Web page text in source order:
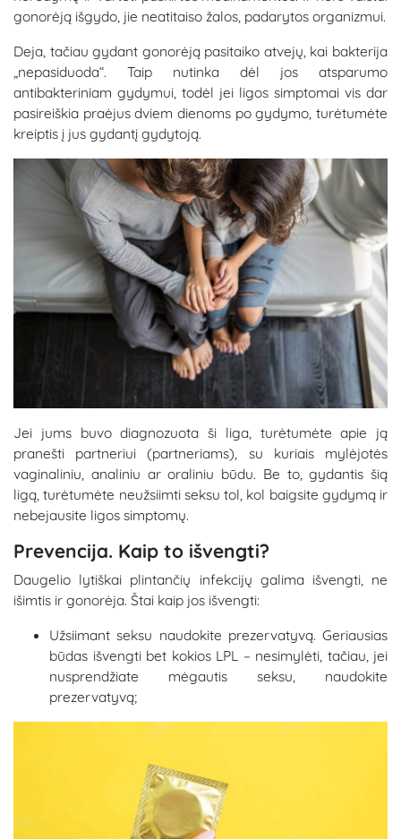
gonorėją išgydo, jie neatitaiso žalos, padarytos organizmui.
Deja, tačiau gydant gonorėją pasitaiko atvejų, kai bakterija
„nepasiduoda“. Taip nutinka dėl jos atsparumo
antibakteriniam gydymui, todėl jei ligos simptomai vis dar
pasireiškia praėjus dviem dienoms po gydymo, turėtumėte
kreiptis į jus gydantį gydytoją.
Jei jums buvo diagnozuota ši liga, turėtumėte apie ją
pranešti partneriui (partneriams), su kuriais mylėjotės
vaginaliniu, analiniu ar oraliniu būdu. Be to, gydantis šią
ligą, turėtumėte neužsiimti seksu tol, kol baigsite gydymą ir
nebejausite ligos simptomų.
Prevencija. Kaip to išvengti?
Daugelio lytiškai plintančių infekcijų galima išvengti, ne
išimtis ir gonorėja. Štai kaip jos išvengti:
Užsiimant seksu naudokite prezervatyvą. Geriausias
būdas išvengti bet kokios LPL – nesimylėti, tačiau, jei
nusprendžiate mėgautis seksu, naudokite
prezervatyvą;